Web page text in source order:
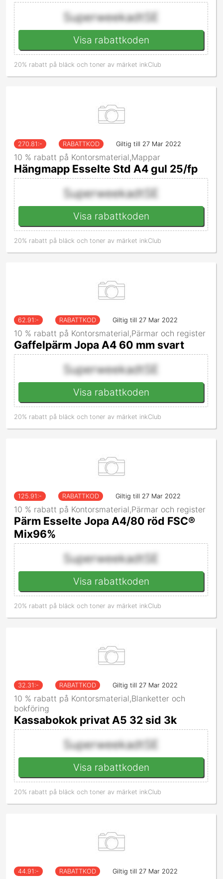
SuperweekadtSE
Visa rabattkoden
20% rabatt på bläck och toner av märket inkClub
270.81 :- RABATTKOD Giltig till 27 Mar 2022
10 % rabatt på Kontorsmaterial,Mappar
Hängmapp Esselte Std A4 gul 25/fp
SuperweekadtSE
Visa rabattkoden
20% rabatt på bläck och toner av märket inkClub
62.91 :- RABATTKOD Giltig till 27 Mar 2022
10 % rabatt på Kontorsmaterial,Pärmar och register
Gaffelpärm Jopa A4 60 mm svart
SuperweekadtSE
Visa rabattkoden
20% rabatt på bläck och toner av märket inkClub
125.91 :- RABATTKOD Giltig till 27 Mar 2022
10 % rabatt på Kontorsmaterial,Pärmar och register
Pärm Esselte Jopa A4/80 röd FSC®
Mix96%
SuperweekadtSE
Visa rabattkoden
20% rabatt på bläck och toner av märket inkClub
32.31 :- RABATTKOD Giltig till 27 Mar 2022
10 % rabatt på Kontorsmaterial,Blanketter och
bokföring
Kassabokok privat A5 32 sid 3k
SuperweekadtSE
Visa rabattkoden
20% rabatt på bläck och toner av märket inkClub
44.91 :- RABATTKOD Giltig till 27 Mar 2022